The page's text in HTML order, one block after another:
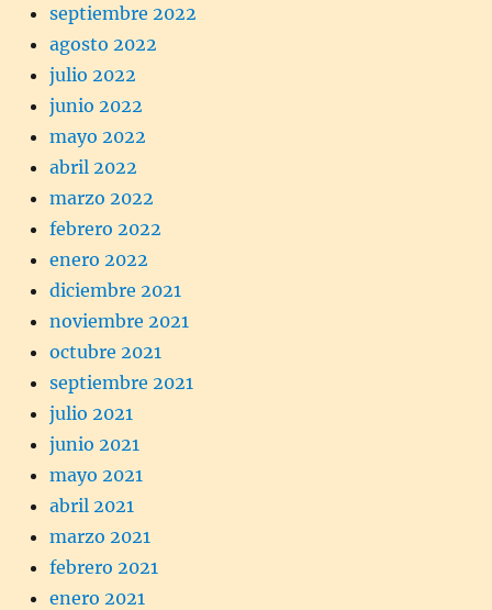
septiembre 2022
agosto 2022
julio 2022
junio 2022
mayo 2022
abril 2022
marzo 2022
febrero 2022
enero 2022
diciembre 2021
noviembre 2021
octubre 2021
septiembre 2021
julio 2021
junio 2021
mayo 2021
abril 2021
marzo 2021
febrero 2021
enero 2021